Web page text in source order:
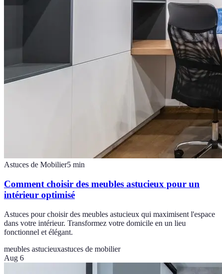
Astuces de Mobilier5 min
Comment choisir des meubles astucieux pour un
intérieur optimisé
Astuces pour choisir des meubles astucieux qui maximisent l'espace
dans votre intérieur. Transformez votre domicile en un lieu
fonctionnel et élégant.
meubles astucieuxastuces de mobilier
Aug 6